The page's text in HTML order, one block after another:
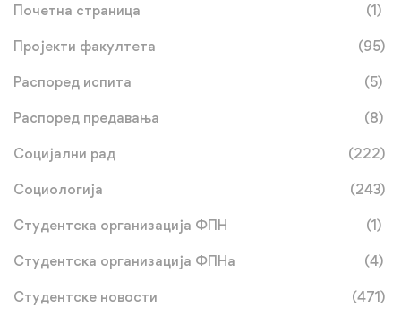
Почетна страница (1)
Пројекти факултета (95)
Распоред испита (5)
Распоред предавања (8)
Социјални рад (222)
Социологија (243)
Студентска организација ФПН (1)
Студентска организација ФПНа (4)
Студентске новости (471)